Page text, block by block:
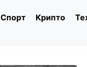
Спорт Крипто